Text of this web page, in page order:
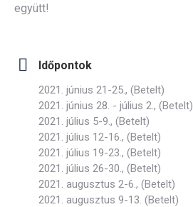
együtt!
Időpontok
2021. június 21-25., (Betelt)
2021. június 28. - július 2., (Betelt)
2021. július 5-9., (Betelt)
2021. július 12-16., (Betelt)
2021. július 19-23., (Betelt)
2021. július 26-30., (Betelt)
2021. augusztus 2-6., (Betelt)
2021. augusztus 9-13. (Betelt)